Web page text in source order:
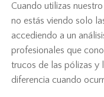
Cuando utilizas nuestro
no estás viendo solo
accediendo a un
profesionales que
trucos de las pólizas y
diferencia cuando